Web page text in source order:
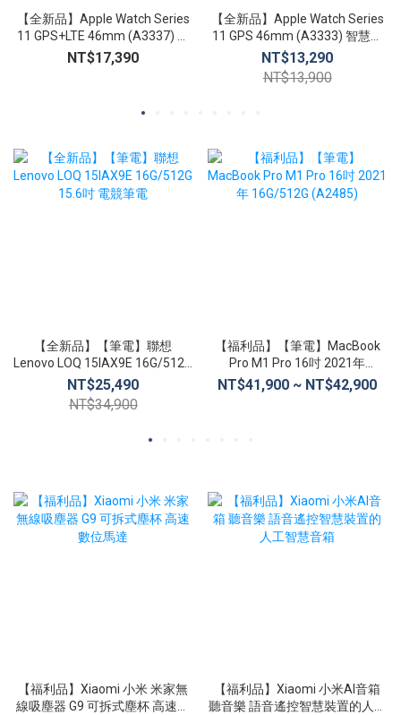
【全新品】Apple Watch Series
11 GPS+LTE 46mm (A3337) 智
慧手錶 心臟健康通知 生命徵象
睡眠追蹤
NT$17,390
【全新品】Apple Watch Series
11 GPS 46mm (A3333) 智慧手
錶 心臟健康通知 生命徵象 睡眠
追蹤
NT$13,290
NT$13,900
【全新品】【筆電】聯想
Lenovo LOQ 15IAX9E 16G/512G
15.6吋 電競筆電
NT$25,490
NT$34,900
【福利品】【筆電】MacBook
Pro M1 Pro 16吋 2021年
16G/512G (A2485)
NT$41,900 ~ NT$42,900
【福利品】Xiaomi 小米 米家無
線吸塵器 G9 可拆式塵杯 高速數
【福利品】Xiaomi 小米AI音箱
聽音樂 語音遙控智慧裝置的人工